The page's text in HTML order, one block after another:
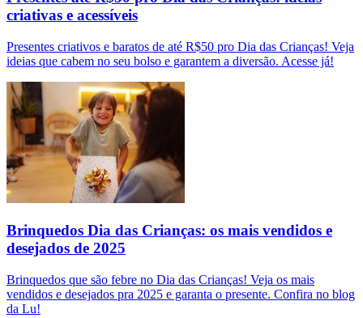
criativas e acessíveis
Presentes criativos e baratos de até R$50 pro Dia das Crianças! Veja
ideias que cabem no seu bolso e garantem a diversão. Acesse já!
Brinquedos Dia das Crianças: os mais vendidos e
desejados de 2025
Brinquedos que são febre no Dia das Crianças! Veja os mais
vendidos e desejados pra 2025 e garanta o presente. Confira no blog
da Lu!